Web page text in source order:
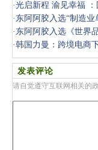
·光启新程 渝见幸福
行
· 东阿阿胶入选“制造
· 东阿阿胶入选《世界
·韩国力曼：跨境电商
发表评论
请自觉遵守互联网相关的